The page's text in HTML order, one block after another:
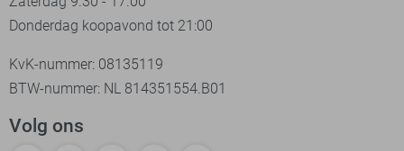
Donderdag koopavond tot 21:00
KvK-nummer: 08135119
BTW-nummer: NL 814351554.B01
Volg ons